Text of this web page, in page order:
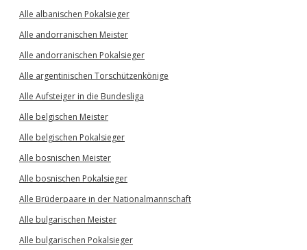
Alle albanischen Pokalsieger
Alle andorranischen Meister
Alle andorranischen Pokalsieger
Alle argentinischen Torschützenkönige
Alle Aufsteiger in die Bundesliga
Alle belgischen Meister
Alle belgischen Pokalsieger
Alle bosnischen Meister
Alle bosnischen Pokalsieger
Alle Brüderpaare in der Nationalmannschaft
Alle bulgarischen Meister
Alle bulgarischen Pokalsieger